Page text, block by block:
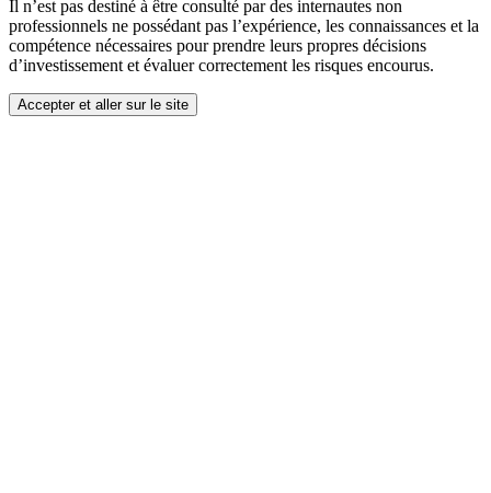
Il n’est pas destiné à être consulté par des internautes non
professionnels ne possédant pas l’expérience, les connaissances et la
compétence nécessaires pour prendre leurs propres décisions
d’investissement et évaluer correctement les risques encourus.
Accepter et aller sur le site